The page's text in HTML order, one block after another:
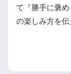
て『勝手に褒
の楽しみ方を伝